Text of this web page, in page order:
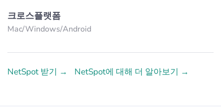
크로스플랫폼
Mac/Windows/Аndroid
NetSpot 받기 → NetSpot에 대해 더 알아보기 →